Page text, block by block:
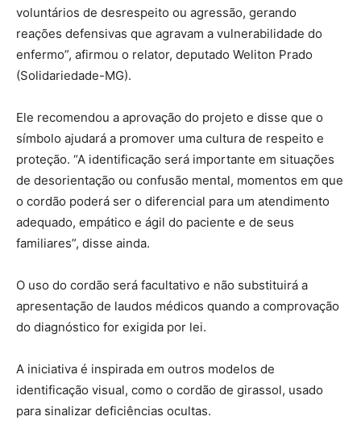
voluntários de desrespeito ou agressão, gerando
reações defensivas que agravam a vulnerabilidade do
enfermo”, afirmou o relator, deputado Weliton Prado
(Solidariedade-MG).
Ele recomendou a aprovação do projeto e disse que o
símbolo ajudará a promover uma cultura de respeito e
proteção. “A identificação será importante em situações
de desorientação ou confusão mental, momentos em que
o cordão poderá ser o diferencial para um atendimento
adequado, empático e ágil do paciente e de seus
familiares”, disse ainda.
O uso do cordão será facultativo e não substituirá a
apresentação de laudos médicos quando a comprovação
do diagnóstico for exigida por lei.
A iniciativa é inspirada em outros modelos de
identificação visual, como o cordão de girassol, usado
para sinalizar deficiências ocultas.